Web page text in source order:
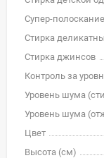
Супер-полоскание
Стирка
Стирка джинсов
Контроль за
Уровень шума
Уровень шума
Цвет
Высота (см)